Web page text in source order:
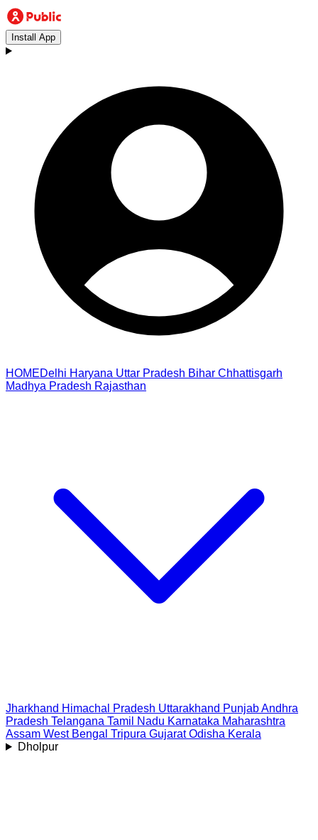
Install App
HOMEDelhi Haryana Uttar Pradesh Bihar Chhattisgarh
Madhya Pradesh Rajasthan
Jharkhand Himachal Pradesh Uttarakhand PunjabAndhra
Pradesh Telangana Tamil Nadu Karnataka Maharashtra
Assam West Bengal Tripura Gujarat Odisha Kerala
Dholpur